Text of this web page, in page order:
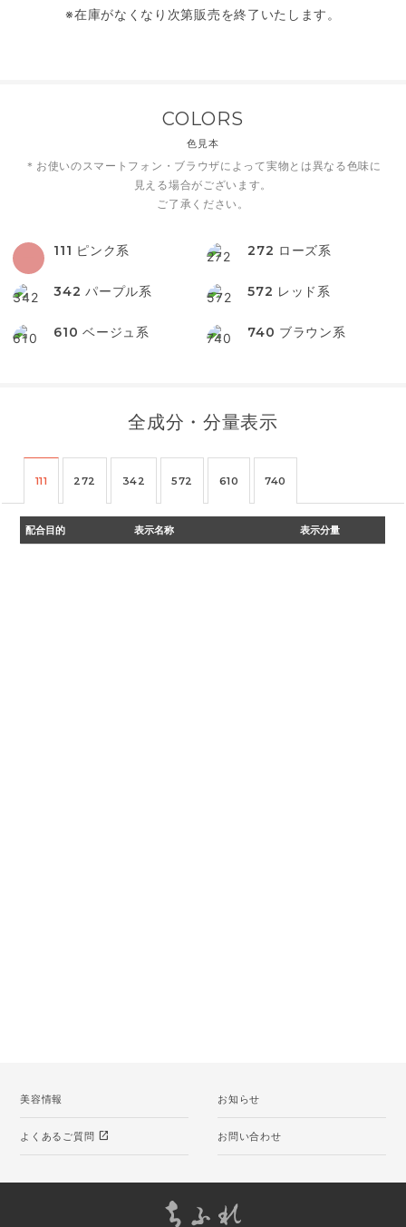
※在庫がなくなり次第販売を終了いたします。
COLORS
色見本
＊お使いのスマートフォン・ブラウザによって実物とは異なる色味に
見える場合がございます。
ご了承ください。
111 ピンク系 272 ローズ系
342 パープル系 572 レッド系
610 ベージュ系 740 ブラウン系
全成分・分量表示
111 272 342 572 610 740
配合目的 表示名称 表示分量
美容情報 お知らせ
よくあるご質問 open_in_new お問い合わせ